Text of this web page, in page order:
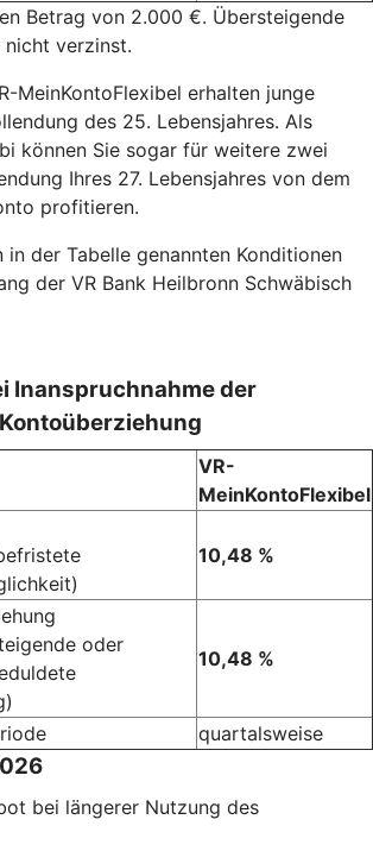
Betrag von 2.000 €. Übersteigende
nicht verzinst.
MeinKontoFlexibel erhalten junge
des 25. Lebensjahres. Als
können Sie sogar für weitere zwei
Ihres 27. Lebensjahres von dem
profitieren.
in der Tabelle genannten Konditionen
der VR Bank Heilbronn Schwäbisch
Inanspruchnahme der
VR-
MeinKontoFlexibel
10,48 %
oder
10,48 %
quartalsweise
bei längerer Nutzung des